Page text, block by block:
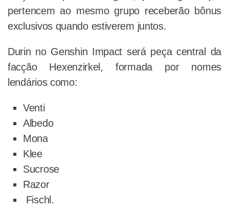
pertencem ao mesmo grupo receberão bônus
exclusivos quando estiverem juntos.
Durin no Genshin Impact será peça central da
facção Hexenzirkel, formada por nomes
lendários como:
Venti
Albedo
Mona
Klee
Sucrose
Razor
Fischl.